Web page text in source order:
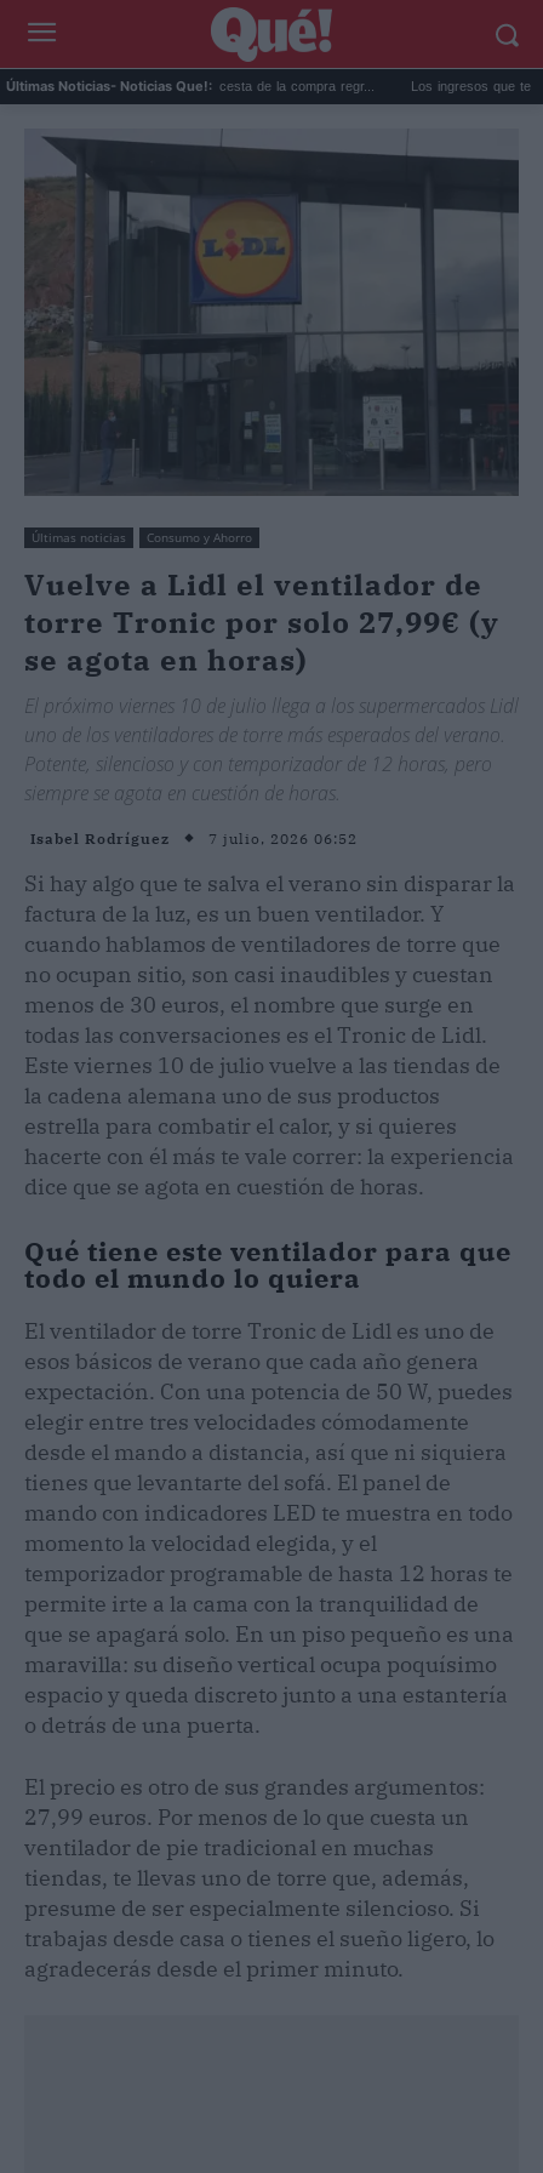
Últimas Noticias- Noticias Que!:
La subida de precios de la cesta de la compra regr... Los ingresos que te quitan el
Últimas noticias Consumo y Ahorro
Vuelve a Lidl el ventilador de
torre Tronic por solo 27,99€ (y
se agota en horas)
El próximo viernes 10 de julio llega a los supermercados Lidl
uno de los ventiladores de torre más esperados del verano.
Potente, silencioso y con temporizador de 12 horas, pero
siempre se agota en cuestión de horas.
Isabel Rodríguez 7 julio, 2026 06:52
Si hay algo que te salva el verano sin disparar la
factura de la luz, es un buen ventilador. Y
cuando hablamos de ventiladores de torre que
no ocupan sitio, son casi inaudibles y cuestan
menos de 30 euros, el nombre que surge en
todas las conversaciones es el Tronic de Lidl.
Este viernes 10 de julio vuelve a las tiendas de
la cadena alemana uno de sus productos
estrella para combatir el calor, y si quieres
hacerte con él más te vale correr: la experiencia
dice que se agota en cuestión de horas.
Qué tiene este ventilador para que
todo el mundo lo quiera
El ventilador de torre Tronic de Lidl es uno de
esos básicos de verano que cada año genera
expectación. Con una potencia de 50 W, puedes
elegir entre tres velocidades cómodamente
desde el mando a distancia, así que ni siquiera
tienes que levantarte del sofá. El panel de
mando con indicadores LED te muestra en todo
momento la velocidad elegida, y el
temporizador programable de hasta 12 horas te
permite irte a la cama con la tranquilidad de
que se apagará solo. En un piso pequeño es una
maravilla: su diseño vertical ocupa poquísimo
espacio y queda discreto junto a una estantería
o detrás de una puerta.
El precio es otro de sus grandes argumentos:
27,99 euros. Por menos de lo que cuesta un
ventilador de pie tradicional en muchas
tiendas, te llevas uno de torre que, además,
presume de ser especialmente silencioso. Si
trabajas desde casa o tienes el sueño ligero, lo
agradecerás desde el primer minuto.